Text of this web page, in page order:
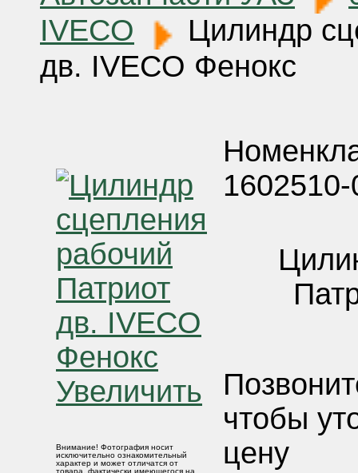
IVECO
Цилиндр
дв. IVECO Фенокс
Увеличить
Внимание! Фотография носит
исключительно ознакомительный
характер и может отличатся от
товара, фактически имеющегося на
1602510-
чтобы
цену